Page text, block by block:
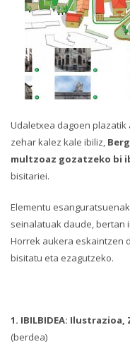
Udaletxea dagoen
zehar kalez kale ibiliz,
multzoaz gozatzeko bi
bisitariei.
Elementu
seinalatuak daude, bertan
Horrek aukera eskaintzen
bisitatu eta ezagutzeko.
1. IBILBIDEA:
(berdea)